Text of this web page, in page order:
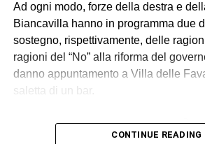
Ad ogni modo, forze della destra e
Biancavilla hanno in programma due
sostegno, rispettivamente, delle
ragioni del “No” alla riforma del
danno appuntamento a Villa delle
saletta di un bar.
I sostenitori del “Sì”
CONTINUE READING